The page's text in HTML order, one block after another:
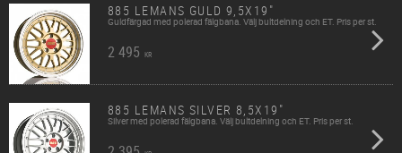
885 LEMANS GULD 9,5X19"
Guldfärgad med polerad fälgbana. Välj bultdelning och ET. Pris per st.
2 495 KR
885 LEMANS SILVER 8,5X19"
Silver med polerad fälgbana. Välj bultdelning och ET. Pris per st.